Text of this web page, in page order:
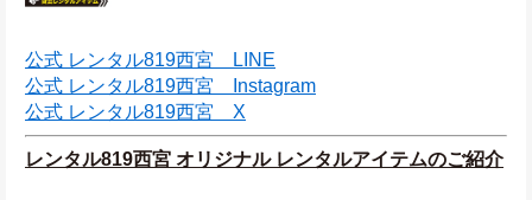
公式 レンタル819西宮　LINE
公式 レンタル819西宮　Instagram
公式 レンタル819西宮　X
レンタル819西宮 オリジナル レンタルアイテムのご紹介